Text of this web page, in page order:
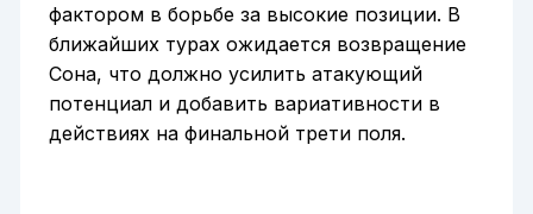
фактором в борьбе за высокие позиции. В
ближайших турах ожидается возвращение
Сона, что должно усилить атакующий
потенциал и добавить вариативности в
действиях на финальной трети поля.